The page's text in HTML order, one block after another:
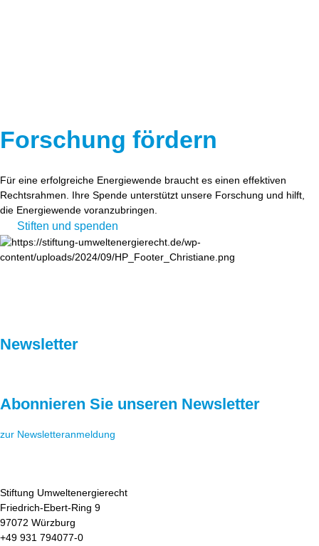
Forschung fördern
Für eine erfolgreiche Energiewende braucht es einen effektiven
Rechtsrahmen. Ihre Spende unterstützt unsere Forschung und hilft,
die Energiewende voranzubringen.
Stiften und spenden
Newsletter
Abonnieren Sie unseren Newsletter
zur Newsletteranmeldung
Stiftung Umweltenergierecht
Friedrich-Ebert-Ring 9
97072 Würzburg
+49 931 794077-0